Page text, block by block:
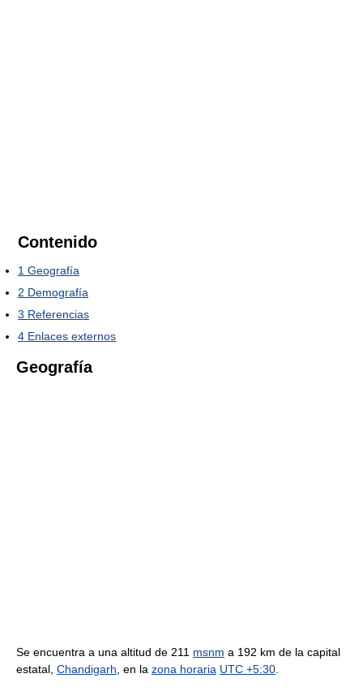
Contenido
1 Geografía
2 Demografía
3 Referencias
4 Enlaces externos
Geografía
Se encuentra a una altitud de 211 msnm a 192 km de la capital
estatal, Chandigarh , en la zona horaria UTC +5:30